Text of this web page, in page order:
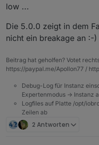
Aber nur,
Bereichen
low ...
Die 5.0.0 zeigt in dem
nicht ein breakage an :-)
Beitrag hat geholfen? Votet
https://paypal.me/Apollon77 /
Debug-Log für Instanz
Expertenmodus -> Instanz
Logfiles auf Platte /opt/
Zeilen ab
2 Antworten